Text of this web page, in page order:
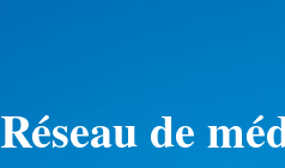
Réseau de